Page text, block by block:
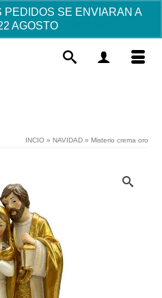
PEDIDOS SE ENVIARAN A
AGOSTO
INCIO » NAVIDAD » Misterio crema oro
Bebé-detalles invitados
- Rosa, Con Placa Grabada